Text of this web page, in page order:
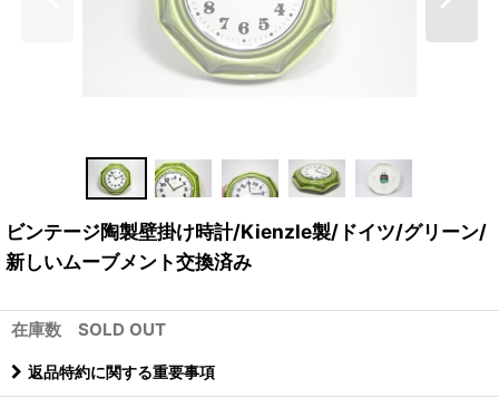
ビンテージ陶製壁掛け時計/Kienzle製/ドイツ/グリーン/
新しいムーブメント交換済み
在庫数 SOLD OUT
返品特約に関する重要事項